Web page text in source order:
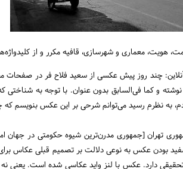
هویت، معماری و شهرسازی، قافیه مکرر و از
چند روز پیش عکسی از سعید فلاح فر در صفحات
و کما فی‌السابق بدون عنوان. با توجه به
به نظرم رسید می‌توانم شرحی بر این عکس بنویسم
تهران [جمهوری مدرن‌ترین شیوه حکومتی در جهان
بودن عکس به نوعی دلالت بر تصمیم قبلی عکاس
دارد. عکس با لنز واید عکاسی شده است. یعنی